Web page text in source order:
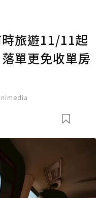
確認送出
；前往 購買點數
旅遊11/11起
單更免收單房